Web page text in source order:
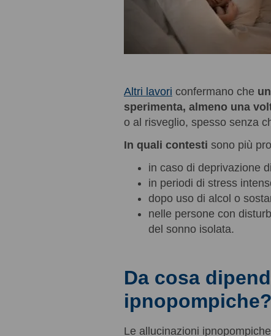
Altri lavori confermano che
sperimenta, almeno una
o al risveglio, spesso senza
In quali contesti sono più
in caso di deprivazione
in periodi di stress
dopo uso di alcol o
nelle persone con
del sonno isolata.
Da cosa
ipnopompiche?
Le allucinazioni